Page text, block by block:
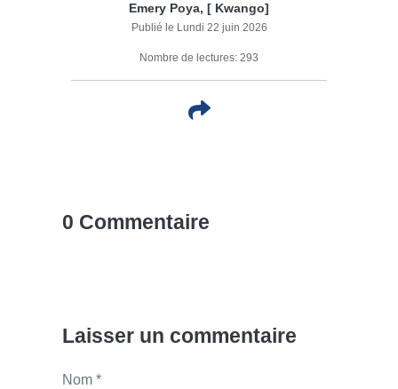
Emery Poya, [ Kwango]
Publié le Lundi 22 juin 2026
Nombre de lectures: 293
0 Commentaire
Laisser un commentaire
Nom *